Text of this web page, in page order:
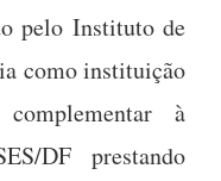
pelo Instituto de
como instituição
à
DF prestando